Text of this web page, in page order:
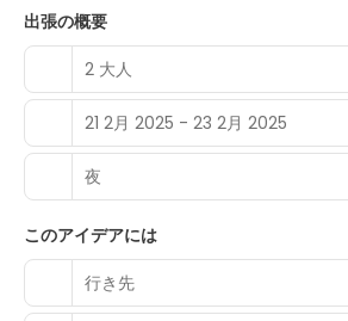
Make yourself at home in one of the
featuring minibars and flat-screen
Complimentary wireless internet
connected, and digital programming is
entertainment. Private bathrooms
showers feature complimentary
Conveniences include laptop-
desks, and housekeeping is provided
restaurant, Bumpgreen, or stay in and
the room service (during limited
are served on weekdays from 7:00 AM
fee.
出張の概要
2 大人
21 2月 2025 - 23 2月 2025
夜
このアイデアには
行き先